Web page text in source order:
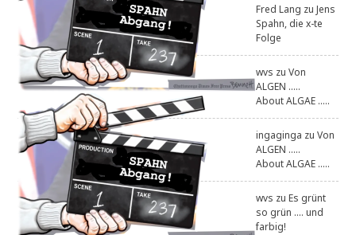
Fred Lang zuJens
Spahn, die x-te
Folge
wvs zuVon
ALGEN .....
About ALGAE .....
ingaginga zuVon
ALGEN .....
About ALGAE .....
wvs zuEs grünt
so grün .... und
farbig!